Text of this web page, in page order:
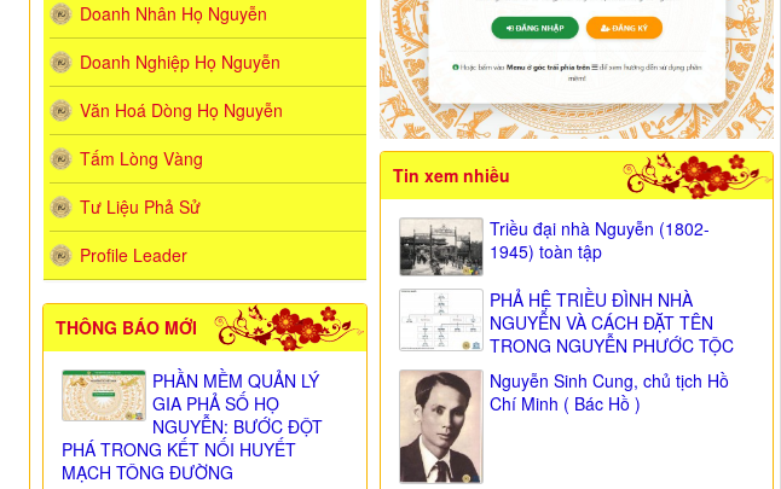
Tin xem nhiều
Triều đại nhà Nguyễn (1802-
1945) toàn tập
PHẢ HỆ TRIỀU ĐÌNH NHÀ
NGUYỄN VÀ CÁCH ĐẶT TÊN
TRONG NGUYỄN PHƯỚC TỘC
Nguyễn Sinh Cung, chủ tịch Hồ
Chí Minh ( Bác Hồ )
Doanh Nhân Họ Nguyễn
Doanh Nghiệp Họ Nguyễn
Văn Hoá Dòng Họ Nguyễn
Tấm Lòng Vàng
Tư Liệu Phả Sử
Profile Leader
THÔNG BÁO MỚI
PHẦN MỀM QUẢN LÝ
GIA PHẢ SỐ HỌ
NGUYỄN: BƯỚC ĐỘT
PHÁ TRONG KẾT NỐI HUYẾT
MẠCH TÔNG ĐƯỜNG